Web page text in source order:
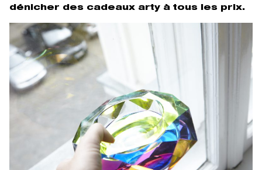
dénicher des cadeaux arty à tous les prix.